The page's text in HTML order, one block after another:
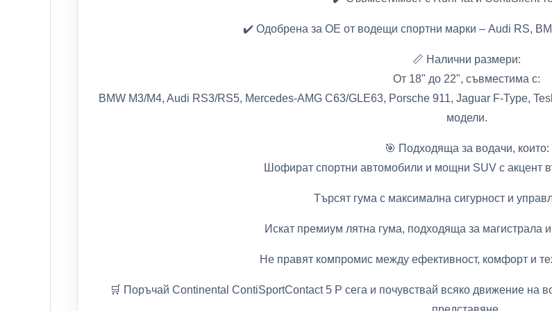
✔️ Одобрена за OE от водещи спортни марки – Audi RS,
📏 Налични размери:
От 18" до 22", съвместима с:
BMW M3/M4, Audi RS3/RS5, Mercedes-AMG C63/GLE63, Porsche 911, Jaguar F-Type,
модели.
🎯 Подходяща за водачи, които:
Шофират спортни автомобили и мощни SUV с акцент
Търсят гума с максимална сигурност и
Искат премиум лятна гума, подходяща за
Не правят компромис между ефективност, комфорт и
🛒 Поръчай Continental ContiSportContact 5 P сега и почувствай всяко движение на